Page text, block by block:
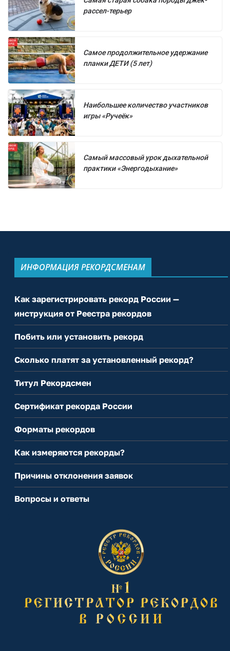
рассел-терьер
Самое продолжительное удержание
планки ДЕТИ (5 лет)
Наибольшее количество участников
игры «Ручеёк»
Самый массовый урок дыхательной
практики «Энергодыхание»
ИНФОРМАЦИЯ РЕКОРДСМЕНАМ
Как зарегистрировать рекорд России —
инструкция от Реестра рекордов
Побить или установить рекорд
Сколько платят за установленный рекорд?
Титул Рекордсмен
Сертификат рекорда России
Форматы рекордов
Как измеряются рекорды?
Причины отклонения заявок
Вопросы и ответы